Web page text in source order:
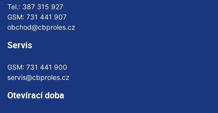
Tel.: 387 315 927
GSM: 731 441 907
obchod@cbproles.cz
Servis
GSM: 731 441 900
servis@cbproles.cz
Otevírací doba